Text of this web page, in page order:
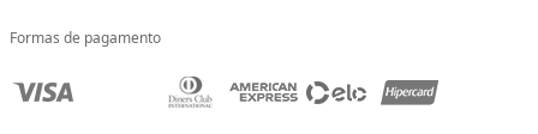
Formas de pagamento